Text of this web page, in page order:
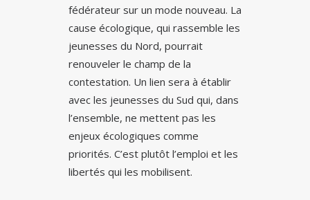
fédérateur sur un mode nouveau. La
cause écologique, qui rassemble les
jeunesses du Nord, pourrait
renouveler le champ de la
contestation. Un lien sera à établir
avec les jeunesses du Sud qui, dans
l’ensemble, ne mettent pas les
enjeux écologiques comme
priorités. C’est plutôt l’emploi et les
libertés qui les mobilisent.